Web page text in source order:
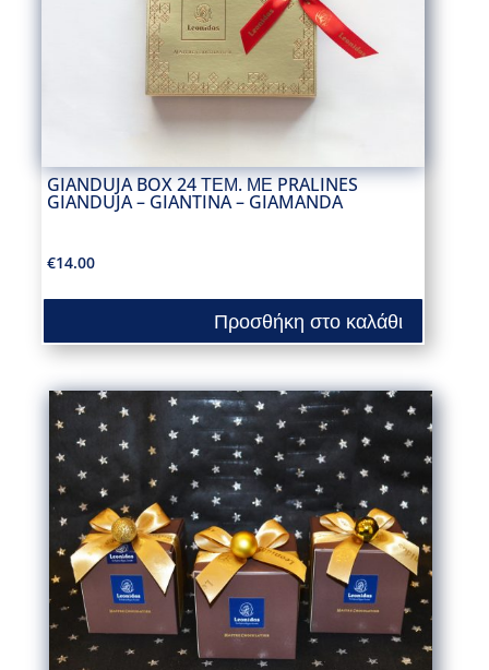
GIANDUJA BOX 24 ΤΕΜ. ΜΕ PRALINES
GIANDUJA – GIANTINA – GIAMANDA
€14.00
Προσθήκη στο καλάθι